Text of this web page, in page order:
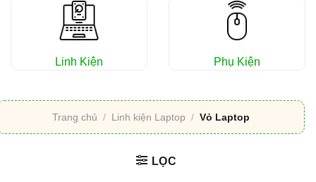
Linh Kiện Phụ Kiện
Trang chủ / Linh kiện Laptop / Vỏ Laptop
LỌC